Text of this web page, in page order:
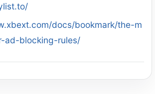
docs/bookmark/the-m
ad-blocking-rules/